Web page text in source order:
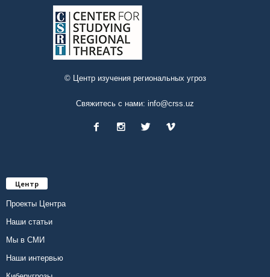
© Центр изучения региональных угроз
Свяжитесь с нами: info@crss.uz
Центр
Проекты Центра
Наши статьи
Мы в СМИ
Наши интервью